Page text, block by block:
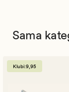
Sama
Klubi:9,95